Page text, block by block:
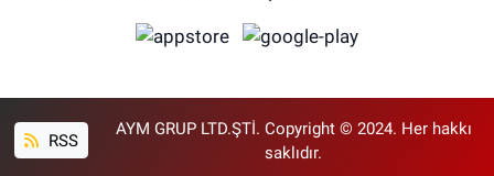
RSS
AYM GRUP LTD.ŞTİ. Copyright © 2024. Her hakkı
saklıdır.